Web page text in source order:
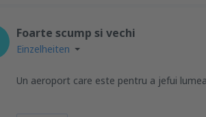
Foarte scump si vechi
Einzelheiten
Un aeroport care este pentru a jefui